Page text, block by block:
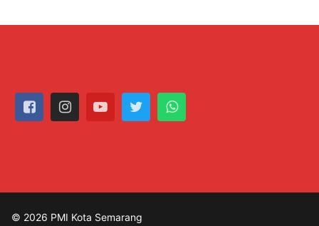
© 2026 PMI Kota Semarang